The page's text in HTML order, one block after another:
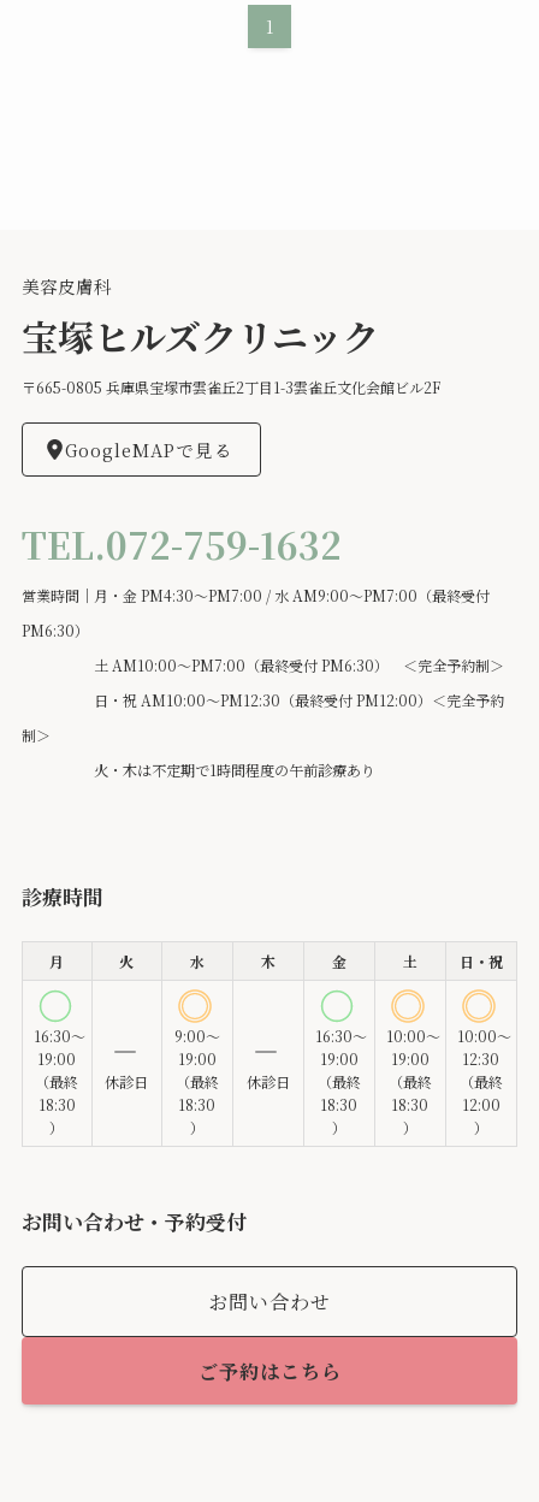
1
美容皮膚科
宝塚ヒルズクリニック
〒665-0805 兵庫県宝塚市雲雀丘2丁目1-3雲雀丘文化会館ビル2F
GoogleMAPで見る
TEL.072-759-1632
営業時間｜月・金 PM4:30～PM7:00 / 水 AM9:00～PM7:00（最終受付
PM6:30）
土 AM10:00～PM7:00（最終受付 PM6:30） ＜完全予約制＞
日・祝 AM10:00～PM12:30（最終受付 PM12:00）＜完全予約
制＞
火・木は不定期で1時間程度の午前診療あり
診療時間
月 火 水 木 金 土 日・祝
16:30～
19:00
（最終
18:30
）
休診日
9:00～
19:00
（最終
18:30
）
休診日
16:30～
19:00
（最終
18:30
）
10:00～
19:00
（最終
18:30
）
10:00～
12:30
（最終
12:00
）
お問い合わせ・予約受付
お問い合わせ
ご予約はこちら